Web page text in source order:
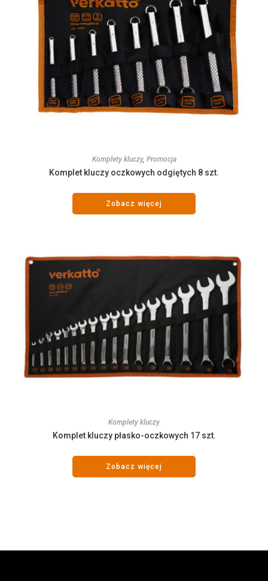
Komplety kluczy, Promocja
Komplet kluczy oczkowych odgiętych 8 szt.
Zobacz więcej
Komplety kluczy
Komplet kluczy płasko-oczkowych 17 szt.
Zobacz więcej